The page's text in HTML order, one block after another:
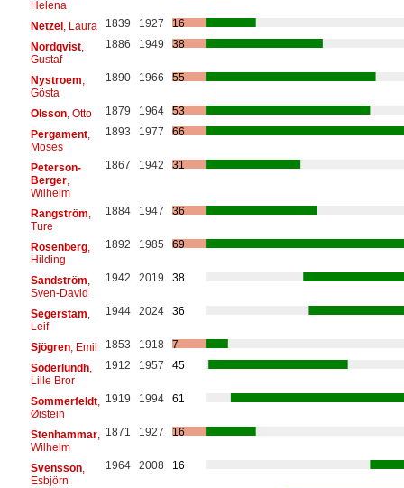
Helena
Netzel, Laura 1839 1927
16
Nordqvist,
Gustaf
1886 1949 38
Nystroem
Gösta
1890 1966 55
Olsson, Otto 1879 1964
53
Pergament,
Moses
1893 1977 66
Peterson-
Berger,
Wilhelm
1867 1942 31
Rangström
Ture
1884 1947 36
Rosenberg,
Hilding
1892 1985 69
Sandström
Sven-David
1942 2019 38
Segerstam
Leif
1944 2024 36
Sjögren, Emil 1853 1918
7
Söderlundh,
Lille Bror
1912 1957 45
Sommerfeldt,
Øistein
1919 1994 61
Stenhammar,
Wilhelm
1871 1927 16
Svensson,
Esbjörn
1964 2008 16